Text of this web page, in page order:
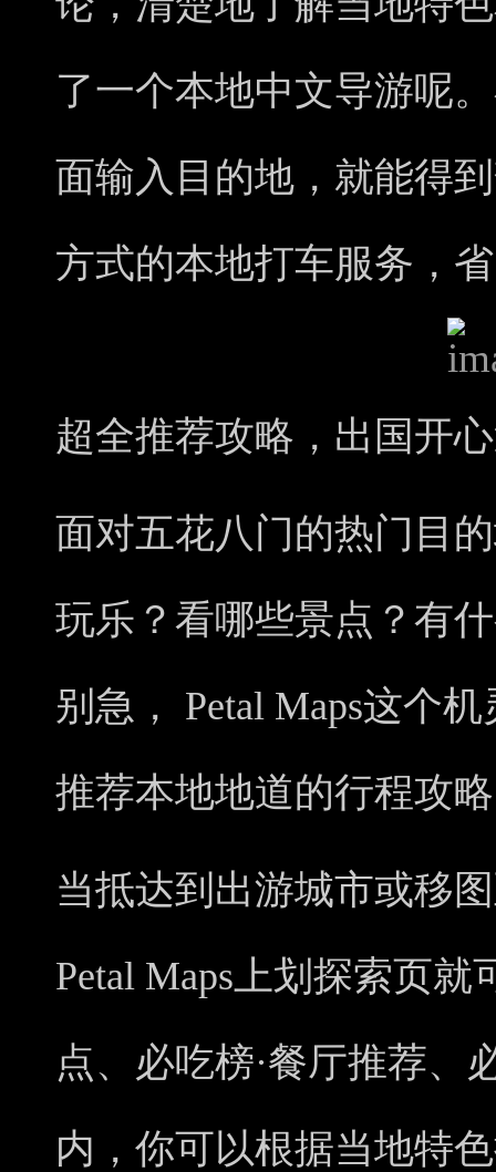
了一个本地中文导游呢
面输入目的地，就能得
方式的本地打车服务，
超全推荐攻略，出 国开
面对五花八门的热门目
玩乐？看哪些景点？有
别急， Petal Maps这个
推荐本地地道的行程攻
当抵达到出游城市或移
Petal Maps上划探索页
点、必吃榜·餐厅推荐、
内，你可以根据当地特